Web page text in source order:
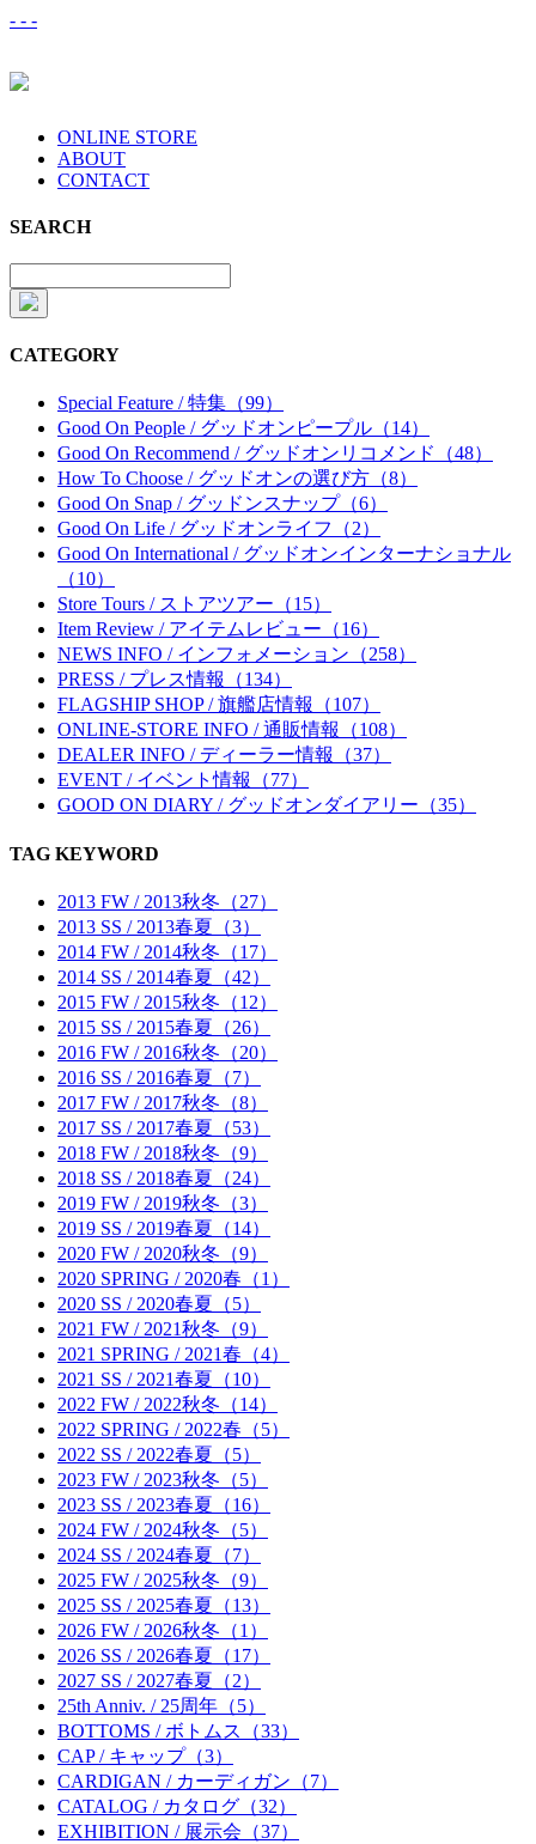
- - -
ONLINE STORE
ABOUT
CONTACT
SEARCH
CATEGORY
Special Feature / 特集（99）
Good On People / グッドオンピープル（14）
Good On Recommend / グッドオンリコメンド（48）
How To Choose / グッドオンの選び方（8）
Good On Snap / グッドンスナップ（6）
Good On Life / グッドオンライフ（2）
Good On International / グッドオンインターナショナル
（10）
Store Tours / ストアツアー（15）
Item Review / アイテムレビュー（16）
NEWS INFO / インフォメーション（258）
PRESS / プレス情報（134）
FLAGSHIP SHOP / 旗艦店情報（107）
ONLINE-STORE INFO / 通販情報（108）
DEALER INFO / ディーラー情報（37）
EVENT / イベント情報（77）
GOOD ON DIARY / グッドオンダイアリー（35）
TAG KEYWORD
2013 FW / 2013秋冬（27）
2013 SS / 2013春夏（3）
2014 FW / 2014秋冬（17）
2014 SS / 2014春夏（42）
2015 FW / 2015秋冬（12）
2015 SS / 2015春夏（26）
2016 FW / 2016秋冬（20）
2016 SS / 2016春夏（7）
2017 FW / 2017秋冬（8）
2017 SS / 2017春夏（53）
2018 FW / 2018秋冬（9）
2018 SS / 2018春夏（24）
2019 FW / 2019秋冬（3）
2019 SS / 2019春夏（14）
2020 FW / 2020秋冬（9）
2020 SPRING / 2020春（1）
2020 SS / 2020春夏（5）
2021 FW / 2021秋冬（9）
2021 SPRING / 2021春（4）
2021 SS / 2021春夏（10）
2022 FW / 2022秋冬（14）
2022 SPRING / 2022春（5）
2022 SS / 2022春夏（5）
2023 FW / 2023秋冬（5）
2023 SS / 2023春夏（16）
2024 FW / 2024秋冬（5）
2024 SS / 2024春夏（7）
2025 FW / 2025秋冬（9）
2025 SS / 2025春夏（13）
2026 FW / 2026秋冬（1）
2026 SS / 2026春夏（17）
2027 SS / 2027春夏（2）
25th Anniv. / 25周年（5）
BOTTOMS / ボトムス（33）
CAP / キャップ（3）
CARDIGAN / カーディガン（7）
CATALOG / カタログ（32）
EXHIBITION / 展示会（37）